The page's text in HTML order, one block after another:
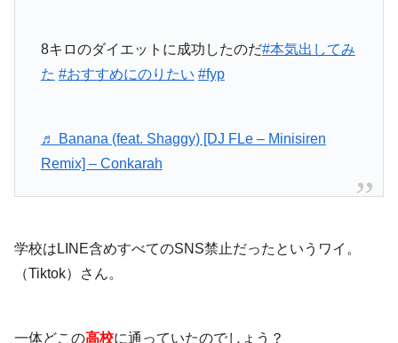
8キロのダイエットに成功したのだ#本気出してみ
た #おすすめにのりたい #fyp
♬ Banana (feat. Shaggy) [DJ FLe – Minisiren
Remix] – Conkarah
学校はLINE含めすべてのSNS禁止だったというワイ。
（Tiktok）さん。
一体どこの高校に通っていたのでしょう？